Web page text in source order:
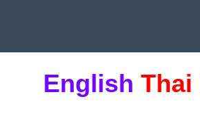
English Thai